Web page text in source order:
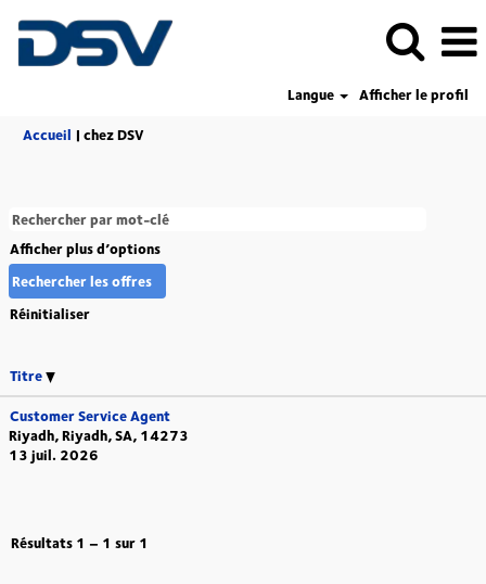
Langue
Afficher le profil
Accueil | chez DSV(page
Afficher plus d’options
Réinitialiser
Titre
Customer Service Agent
Riyadh, Riyadh, SA, 14273
13 juil. 2026
Résultats 1 – 1 sur 1